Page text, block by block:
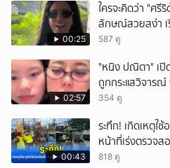
00:25
ใครจะคิดว่า "ศรี
ลักษณ์สวยสง่า เรี
ได้อมยิ้มเหมือนกั
587 ดู
02:57
"หนิง ปณิตา" เปิ
ถูกกระแสวิจาร
หน้าเหมือนพ่อ
354 ดู
00:43
ระทึก! เกิดเหตุใ
หน้าที่เร่งตรวจส
818 ดู